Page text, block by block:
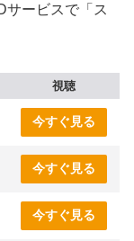
サービスで「ス
視聴
今すぐ見る
今すぐ見る
今すぐ見る